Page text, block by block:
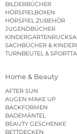
BILDERBÜCHER
HÖRSPIELBOXEN
HÖRSPIEL ZUBEHÖR
JUGENDBÜCHER
SACHBÜCHER &
TURNBEUTEL &
Home & Beauty
AFTER SUN
AUGEN MAKE UP
BACKFORMEN
BADEMÄNTEL
BEAUTY GESCHENKE
BETTDECKEN